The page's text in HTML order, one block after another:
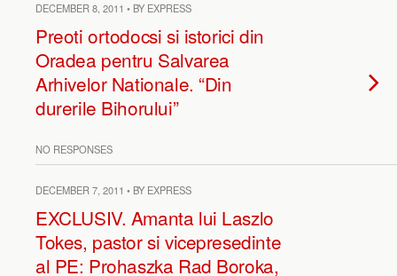
DECEMBER 8, 2011 • BY EXPRESS
Preoti ortodocsi si istorici din
Oradea pentru Salvarea
Arhivelor Nationale. “Din
durerile Bihorului”
NO RESPONSES
DECEMBER 7, 2011 • BY EXPRESS
EXCLUSIV. Amanta lui Laszlo
Tokes, pastor si vicepresedinte
al PE: Prohaszka Rad Boroka,